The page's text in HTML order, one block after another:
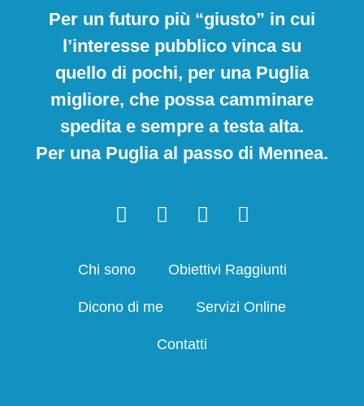
Per un futuro più “giusto” in cui
l’interesse pubblico vinca su
quello di pochi, per una Puglia
migliore, che possa camminare
spedita e sempre a testa alta.
Per una Puglia al passo di Mennea.
Chi sono Obiettivi Raggiunti
Dicono di me Servizi Online
Contatti